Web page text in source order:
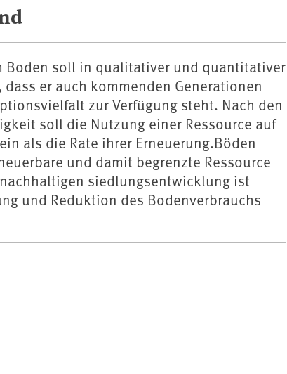
Boden soll in qualitativer und quantitativer
er auch kommenden Generationen
zur Verfügung steht. Nach den
soll die Nutzung einer Ressource auf
als die Rate ihrer Erneuerung.Böden
und damit begrenzte Ressource
siedlungsentwicklung ist
und Reduktion des Bodenverbrauchs